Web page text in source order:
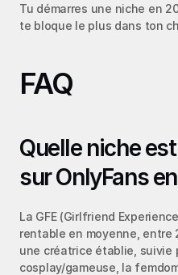
Tu démarres une niche en
te bloque le plus dans ton
FAQ
Quelle niche
sur OnlyFans
La GFE (Girlfriend
rentable en moyenne, entre
une créatrice établie, suivie
cosplay/gameuse, la